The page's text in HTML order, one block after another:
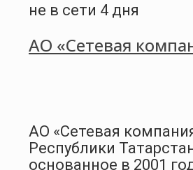
не в сети 4 дня
АО «Сетевая
АО «Сетевая
Республики
основанное в 2001